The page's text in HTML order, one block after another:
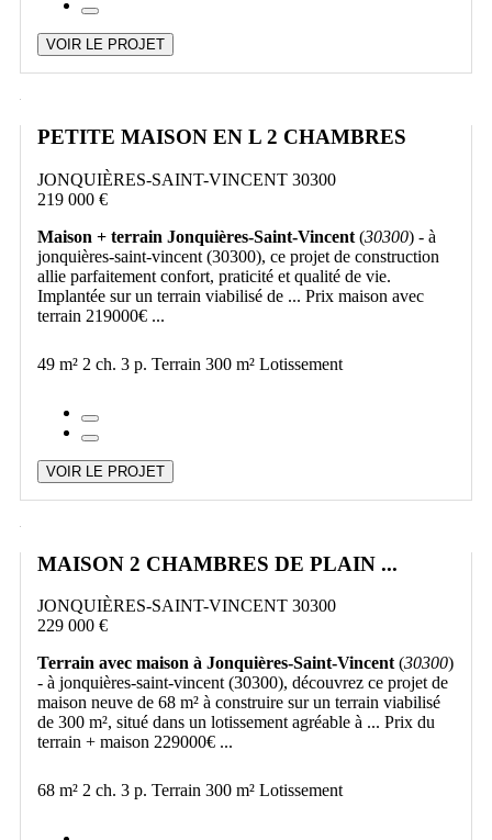
VOIR LE PROJET
PETITE MAISON EN L 2 CHAMBRES
JONQUIÈRES-SAINT-VINCENT 30300
219 000 €
Maison + terrain Jonquières-Saint-Vincent (30300) - à
jonquières-saint-vincent (30300), ce projet de construction
allie parfaitement confort, praticité et qualité de vie.
Implantée sur un terrain viabilisé de ... Prix maison avec
terrain 219000€ ...
49 m² 2 ch. 3 p. Terrain 300 m² Lotissement
VOIR LE PROJET
MAISON 2 CHAMBRES DE PLAIN ...
JONQUIÈRES-SAINT-VINCENT 30300
229 000 €
Terrain avec maison à Jonquières-Saint-Vincent (30300)
- à jonquières-saint-vincent (30300), découvrez ce projet de
maison neuve de 68 m² à construire sur un terrain viabilisé
de 300 m², situé dans un lotissement agréable à ... Prix du
terrain + maison 229000€ ...
68 m² 2 ch. 3 p. Terrain 300 m² Lotissement